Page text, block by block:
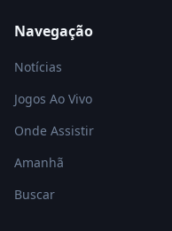
Navegação
Notícias
Jogos Ao Vivo
Onde Assistir
Amanhã
Buscar